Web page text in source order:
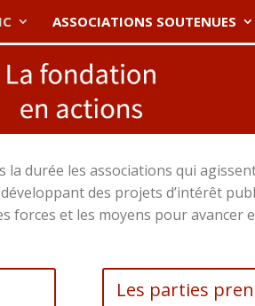
ASSOCIATIONS SOUTENUES
la durée les associations qui
des projets d’intérêt
forces et les moyens pour avancer
Les parties